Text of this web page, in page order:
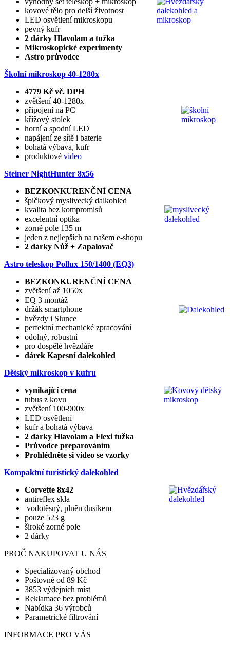
kovové tělo pro delší životnost
LED osvětlení mikroskopu
pevný kufr
2 dárky Hlavolam a tužka
Mikroskopické experimenty
Astro průvodce
Školní mikroskop 40-1280x
4779 Kč vč. DPH
zvětšení 40-1280x
připojení na PC
křížový stolek
horní a spodní LED
napájení ze sítě i baterie
bohatá výbava, kufr
produktové video
Steiner NightHunter 8x56
BEZKONKURENČNÍ CENA
špičkový myslivecký dalkohled
kvalita bez kompromisů
excelentní optika
zorné pole 135 m
jeden z nejlepších na našem e-shopu
2 dárky Nůž + Zapalovač
Astro teleskop Pollux 150/1400 (EQ3)
BEZKONKURENČNÍ CENA
zvětšení až 1050x
EQ 3 montáž
držák smartphone
hvězdy i Slunce
perfektní mechanické zpracování
odolný, robustní
pro dospělé hvězdáře
dárek Kapesní dalekohled
Dětský mikroskop v kufru
vynikající cena
tubus z kovu
zvětšení 100-900x
LED osvětlení
kufr a bohatá výbava
2 dárky Hlavolam a Flexi tužka
Průvodce preparováním
Prohlédněte si video se vzorky
Kompaktní turistický dalekohled
Corvette 8x42
antireflex skla
vodotěsný, plněn dusíkem
pouze 523 g
široké zorné pole
2 dárky
PROČ NAKUPOVAT U NÁS
Specializovaný obchod
Poštovné od 89 Kč
3853 výdejních míst
Reklamace bez problémů
Nabídka 36 výrobců
Parametrické filtrování
INFORMACE PRO VÁS